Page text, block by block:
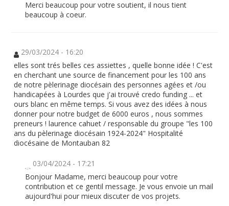
Merci beaucoup pour votre soutient, il nous tient
beaucoup à coeur.
29/03/2024 - 16:20
elles sont trés belles ces assiettes , quelle bonne idée ! C'est
en cherchant une source de financement pour les 100 ans
de notre pèlerinage diocésain des personnes agées et /ou
handicapées à Lourdes que j'ai trouvé credo funding ... et
ours blanc en même temps. Si vous avez des idées à nous
donner pour notre budget de 6000 euros , nous sommes
preneurs ! laurence cahuet / responsable du groupe "les 100
ans du pèlerinage diocésain 1924-2024" Hospitalité
diocésaine de Montauban 82
03/04/2024 - 17:21
Bonjour Madame, merci beaucoup pour votre
contribution et ce gentil message. Je vous envoie un mail
aujourd'hui pour mieux discuter de vos projets.